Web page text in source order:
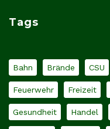
Tags
Bahn Brände CSU
Feuerwehr Freizeit
Gesundheit Handel